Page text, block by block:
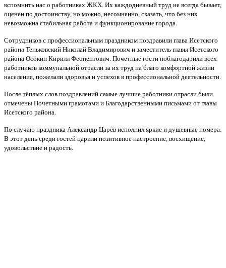
вспомнить нас о работниках ЖКХ. Их каждодневный труд не всегда бывает,
оценен по достоинству, но можно, несомненно, сказать, что без них
невозможна стабильная работа и функционирование города.
Сотрудников с профессиональным праздником поздравили глава Исетского
района Теньковский Николай Владимирович и заместитель главы Исетского
района Осокин Кирилл Феопентович. Почетные гости поблагодарили всех
работников коммунальной отрасли за их труд на благо комфортной жизни
населения, пожелали здоровья и успехов в профессиональной деятельности.
После тёплых слов поздравлений самые лучшие работники отрасли были
отмечены Почетными грамотами и Благодарственными письмами от главы
Исетского района.
По случаю праздника Александр Царёв исполнил яркие и душевные номера.
В этот день среди гостей царили позитивное настроение, восхищение,
удовольствие и радость.